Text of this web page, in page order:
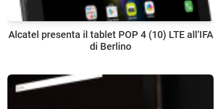
Alcatel presenta il tablet POP 4 (10) LTE all’IFA
di Berlino